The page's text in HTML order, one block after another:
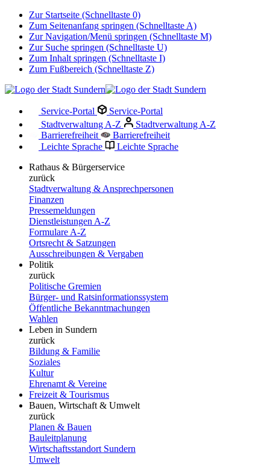
Zur Startseite (Schnelltaste 0)
Zum Seitenanfang springen (Schnelltaste A)
Zur Navigation/Menü springen (Schnelltaste M)
Zur Suche springen (Schnelltaste U)
Zum Inhalt springen (Schnelltaste I)
Zum Fußbereich (Schnelltaste Z)
Service-Portal
Service-Portal
Stadtverwaltung A-Z
Stadtverwaltung A-Z
Barrierefreiheit
Barrierefreiheit
Leichte Sprache
Leichte Sprache
Rathaus & Bürgerservice
zurück
Stadtverwaltung & Ansprechpersonen
Finanzen
Pressemeldungen
Dienstleistungen A-Z
Formulare A-Z
Ortsrecht & Satzungen
Ausschreibungen & Vergaben
Politik
zurück
Politische Gremien
Bürger- und Ratsinformationssystem
Öffentliche Bekanntmachungen
Wahlen
Leben in Sundern
zurück
Bildung & Familie
Soziales
Kultur
Ehrenamt & Vereine
Freizeit & Tourismus
Bauen, Wirtschaft & Umwelt
zurück
Planen & Bauen
Bauleitplanung
Wirtschaftsstandort Sundern
Umwelt